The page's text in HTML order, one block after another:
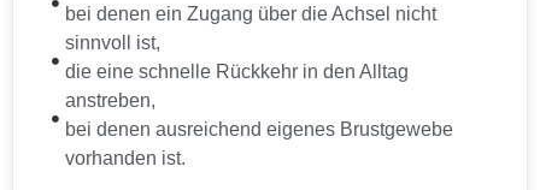
bei denen ein Zugang über die Achsel nicht
sinnvoll ist,
die eine schnelle Rückkehr in den Alltag
anstreben,
bei denen ausreichend eigenes Brustgewebe
vorhanden ist.